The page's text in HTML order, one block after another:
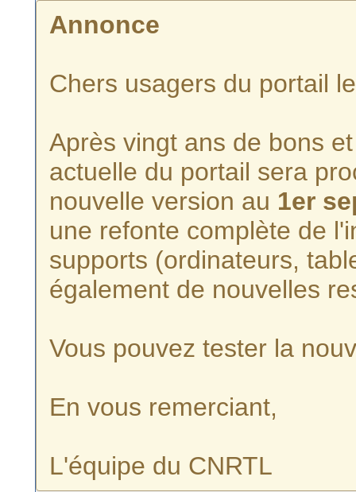
Annonce
Chers usagers du portail
Après vingt ans de bons
actuelle du portail sera
nouvelle version au 1er
une refonte complète de
supports (ordinateurs,
également de nouvelles
Vous pouvez tester la
En vous remerciant,
L'équipe du CNRTL